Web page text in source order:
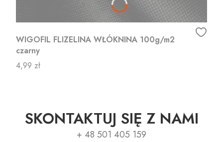
WIGOFIL FLIZELINA WŁÓKNINA 100g/m2
czarny
Cena
4,99 zł
SKONTAKTUJ SIĘ Z NAMI
+ 48 501 405 159